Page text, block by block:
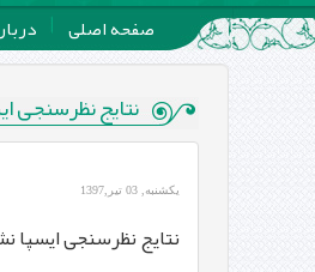
صفحه اصلی
نتایج نظرسنجی ایسپا نشان داد؛ 79درصد از
یکشنبه, 03 تیر,1397
نتایج نظرسنجی ایسپا